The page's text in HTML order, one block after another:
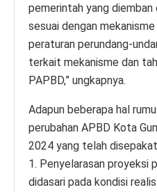
pemerintah yang diemban
sesuai dengan
peraturan perundang-
terkait mekanisme dan
PAPBD,” ungkapnya.
Adapun beberapa hal
perubahan APBD Kota
2024 yang telah
1. Penyelarasan proyeksi
didasari pada kondisi